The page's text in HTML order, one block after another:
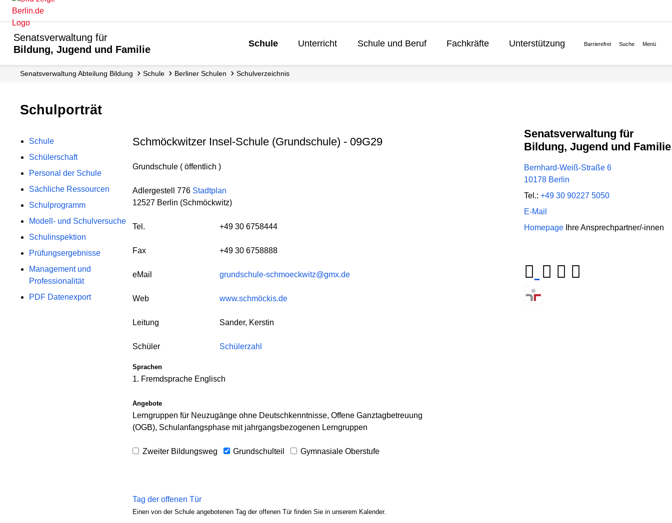
Senatsverwaltung für
Bildung, Jugend und Familie
Schule Unterricht Schule und Beruf Fachkräfte
Unterstützung
Barrierefrei Suche Menü
Senats­verwaltung Abteilung Bildung Schule Berliner Schulen Schul­verzeichnis
Schulporträt
Schule
Schülerschaft
Personal der Schule
Sächliche Ressourcen
Schulprogramm
Modell- und Schulversuche
Schulinspektion
Prüfungsergebnisse
Management und
Professionalität
PDF Datenexport
Schmöckwitzer Insel-Schule (Grundschule) - 09G29
Grundschule ( öffentlich )
Adlergestell 776 Stadtplan
12527 Berlin (Schmöckwitz)
Tel. +49 30 6758444
Fax +49 30 6758888
eMail grundschule-schmoeckwitz@gmx.de
Web www.schmöckis.de
Leitung Sander, Kerstin
Schüler Schülerzahl
Sprachen
1. Fremdsprache Englisch
Angebote
Lerngruppen für Neuzugänge ohne Deutschkenntnisse, Offene Ganztagbetreuung
(OGB), Schulanfangsphase mit jahrgangsbezogenen Lerngruppen
Zweiter Bildungsweg Grundschulteil Gymnasiale Oberstufe
Tag der offenen Tür
Einen von der Schule angebotenen Tag der offenen Tür finden Sie in unserem Kalender.
Senatsverwaltung für
Bildung, Jugend und Familie
Bernhard-Weiß-Straße 6
10178 Berlin
Tel.: +49 30 90227 5050
E-Mail
Homepage Ihre Ansprechpartner/-innen